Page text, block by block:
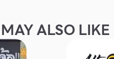
ALSO LIKE